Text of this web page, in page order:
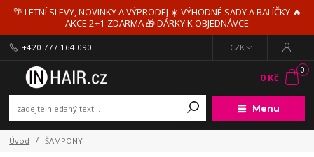
🌴 LETNÍ SLEVY, NOVINKY A VÝPRODEJ ☀️ VÝHODNÉ SADY A BALÍČKY 🔥
AKCE 2+1 ZDARMA 🎁 DÁRKY K OBJEDNÁVCE
Menu
CZK
+420 777 164 090
0
0 Kč
Úvod ŠAMPONY